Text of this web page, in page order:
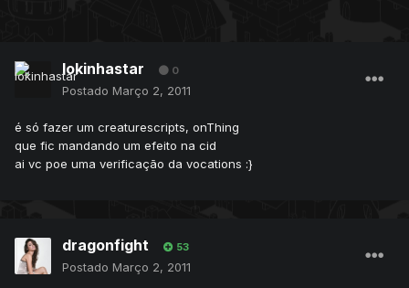
lokinhastar 0
Postado Março 2, 2011
é só fazer um creaturescripts, onThing
que fic mandando um efeito na cid
ai vc poe uma verificação da vocations :}
dragonfight 53
Postado Março 2, 2011